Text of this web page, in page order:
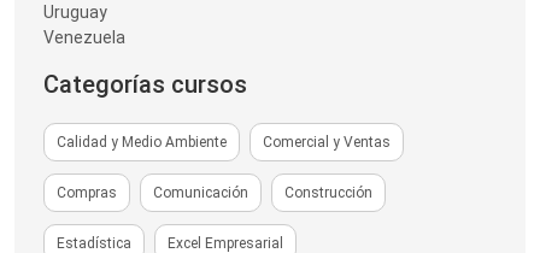
Uruguay
Venezuela
Categorías cursos
Calidad y Medio Ambiente Comercial y Ventas
Compras Comunicación Construcción
Estadística Excel Empresarial